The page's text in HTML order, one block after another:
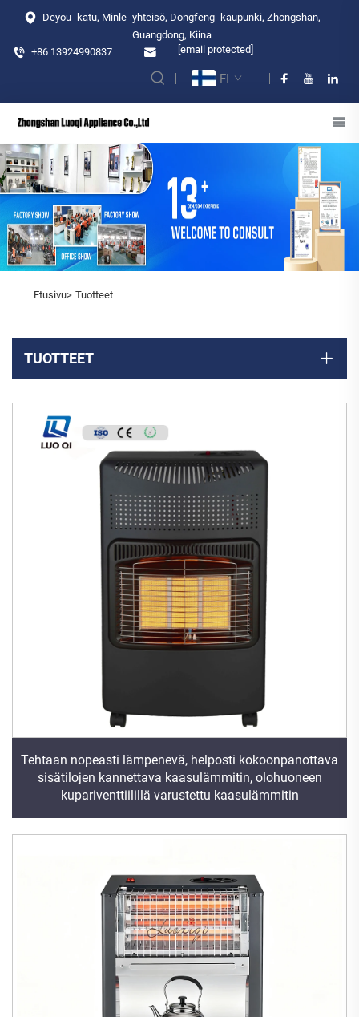
Deyou -katu, Minle -yhteisö, Dongfeng -kaupunki, Zhongshan,
Guangdong, Kiina
+86 13924990837
[email protected]
FI
Etusivu> Tuotteet
TUOTTEET
Tehtaan nopeasti lämpenevä, helposti kokoonpanottava
sisätilojen kannettava kaasulämmitin, olohuoneen
kupariventtiilillä varustettu kaasulämmitin